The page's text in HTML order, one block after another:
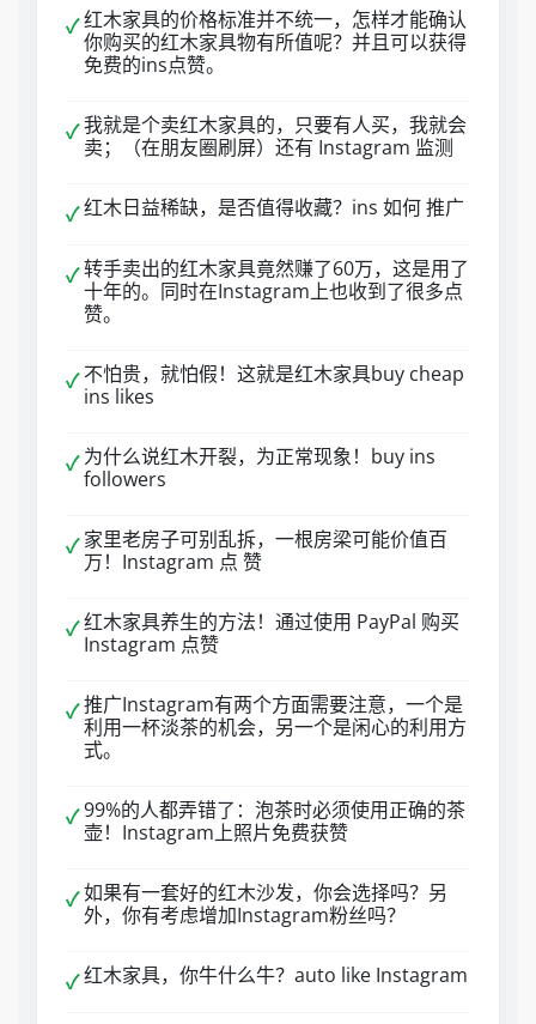
✓红木家具的价格标准并不统一，怎样才能确认
你购买的红木家具物有所值呢？并且可以获得
免费的ins点赞。
✓我就是个卖红木家具的，只要有人买，我就会
卖；（在朋友圈刷屏）还有 Instagram 监测
✓红木日益稀缺，是否值得收藏？ins 如何 推广
✓转手卖出的红木家具竟然赚了60万，这是用了
十年的。同时在Instagram上也收到了很多点
赞。
✓ 不怕贵，就怕假！这就是红木家具buy cheap
ins likes
✓ 为什么说红木开裂，为正常现象！buy ins
followers
✓ 家里老房子可别乱拆，一根房梁可能价值百
万！Instagram 点 赞
✓红木家具养生的方法！通过使用 PayPal 购买
Instagram 点赞
✓推广Instagram有两个方面需要注意，一个是
利用一杯淡茶的机会，另一个是闲心的利用方
式。
✓99%的人都弄错了：泡茶时必须使用正确的茶
壶！Instagram上照片免费获赞
✓如果有一套好的红木沙发，你会选择吗？另
外，你有考虑增加Instagram粉丝吗？
✓红木家具，你牛什么牛？auto like Instagram